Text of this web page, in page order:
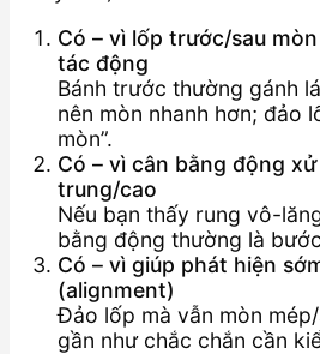
Có – vì lốp trước/sau
tác động
Bánh trước thường gánh
nên mòn nhanh hơn; đảo
mòn”.
Có – vì cân bằng động
trung/cao
Nếu bạn thấy rung vô-
bằng động thường là bước
Có – vì giúp phát hiện
(alignment)
Đảo lốp mà vẫn mòn
gần như chắc chắn cần